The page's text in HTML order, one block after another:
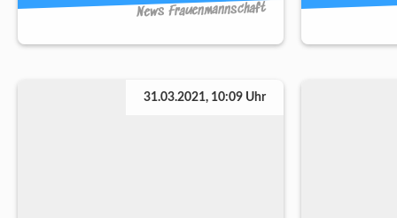
News Frauenmannschaft
31.03.2021, 10:09 Uhr